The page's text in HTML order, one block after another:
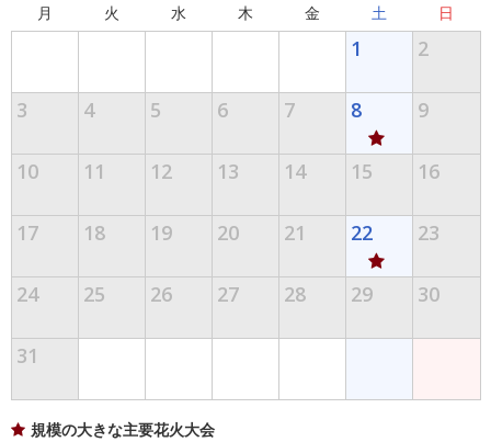
月 火 水 木 金 土 日
1 2
3 4 5 6 7 8 9
10 11 12 13 14 15 16
17 18 19 20 21 22 23
24 25 26 27 28 29 30
31
規模の大きな主要花火大会